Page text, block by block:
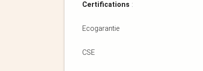
Certifications :
Ecogarantie
CSE